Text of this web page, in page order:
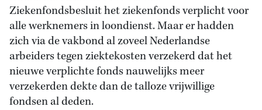
Ziekenfondsbesluit het ziekenfonds verplicht voor
alle werknemers in loondienst. Maar er hadden
zich via de vakbond al zoveel Nederlandse
arbeiders tegen ziektekosten verzekerd dat het
nieuwe verplichte fonds nauwelijks meer
verzekerden dekte dan de talloze vrijwillige
fondsen al deden.